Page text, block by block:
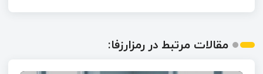
مقالات مرتبط در رمزارزفا: